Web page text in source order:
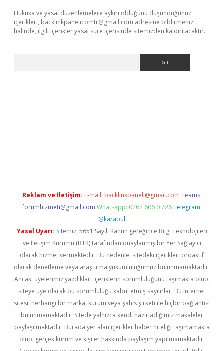
Hukuka ve yasal düzenlemelere aykırı olduğunu düşündüğünüz
içerikleri, backlinkpanelicomtr@gmail.com adresine bildirmeniz
halinde, ilgili içerikler yasal süre içerisinde sitemizden kaldırılacaktır.
Reklam ve İletişim: E-mail: backlinkpaneli@gmail.com Teams:
forumhizmeti@gmail.com Whatsapp: 0262 606 0 726 Telegram:
@karabul
Yasal Uyarı: Sitemiz, 5651 Sayılı Kanun gereğince Bilgi Teknolojileri
ve İletişim Kurumu (BTK) tarafından onaylanmış bir Yer Sağlayıcı
olarak hizmet vermektedir. Bu nedenle, sitedeki içerikleri proaktif
olarak denetleme veya araştırma yükümlülüğümüz bulunmamaktadır.
Ancak, üyelerimiz yazdıkları içeriklerin sorumluluğunu taşımakta olup,
siteye üye olarak bu sorumluluğu kabul etmiş sayılırlar. Bu internet
sitesi, herhangi bir marka, kurum veya şahıs şirketi ile hiçbir bağlantısı
bulunmamaktadır. Sitede yalnızca kendi hazırladığımız makaleler
paylaşılmaktadır. Burada yer alan içerikler haber niteliği taşımamakta
olup, gerçek kurum ve kişiler hakkında paylaşım yapılmamaktadır.